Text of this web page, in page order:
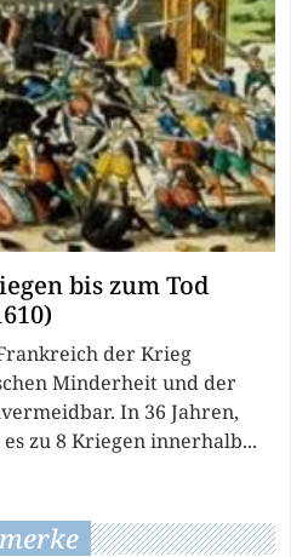
bis zum Tod
der Krieg
Minderheit und der
In 36 Jahren,
zu 8 Kriegen innerhalb...